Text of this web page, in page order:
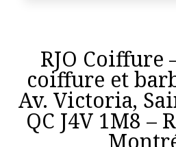
RJO Coiffure
coiffure et
Av. Victoria,
QC J4V 1M8 –